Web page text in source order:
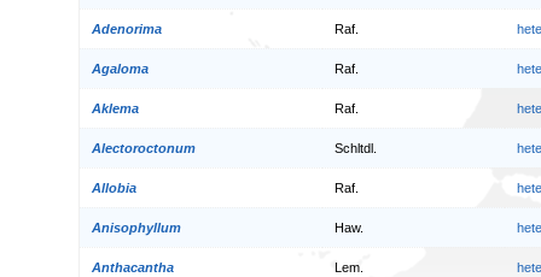
Adenorima Raf.
Agaloma Raf.
Aklema Raf.
Alectoroctonum Schltdl.
Allobia Raf.
Anisophyllum Haw.
Anthacantha Lem.